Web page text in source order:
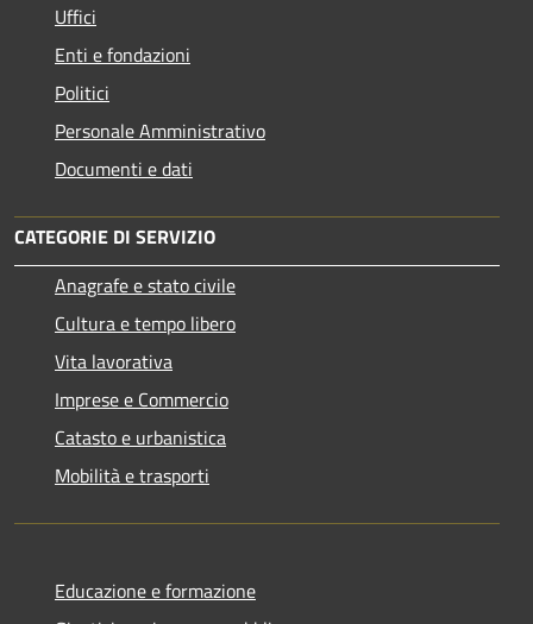
Uffici
Enti e fondazioni
Politici
Personale Amministrativo
Documenti e dati
CATEGORIE DI SERVIZIO
Anagrafe e stato civile
Cultura e tempo libero
Vita lavorativa
Imprese e Commercio
Catasto e urbanistica
Mobilità e trasporti
Educazione e formazione